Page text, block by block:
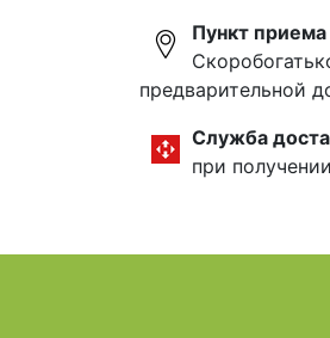
Пункт приема
предварительной
Служба
при